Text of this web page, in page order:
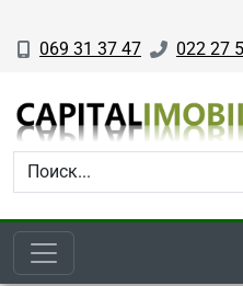
069 31 37 47 022 27